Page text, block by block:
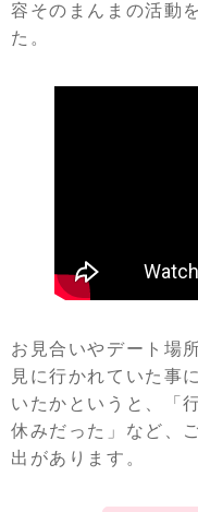
容そのまんまの活動
た。
お見合いやデート場
見に行かれていた事
いたかというと、「
休みだった」など、
出があります。